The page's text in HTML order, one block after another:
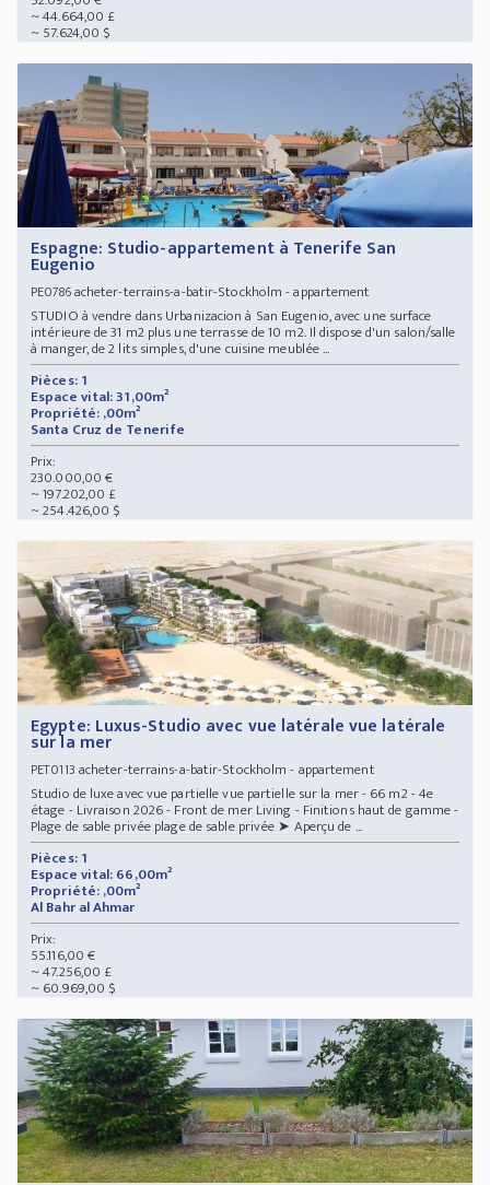
~ 44.664,00 £
~ 57.624,00 $
Espagne: Studio-appartement à Tenerife San
Eugenio
PE0786acheter-terrains-a-batir-Stockholm - appartement
STUDIO à vendre dans Urbanizacion à San Eugenio, avec une surface
intérieure de 31 m2 plus une terrasse de 10 m2. Il dispose d'un salon/salle
à manger, de 2 lits simples, d'une cuisine meublée ...
Pièces: 1
Espace vital: 31,00m²
Propriété: ,00m²
Santa Cruz de Tenerife
Prix:
230.000,00 €
~ 197.202,00 £
~ 254.426,00 $
Egypte: Luxus-Studio avec vue latérale vue latérale
sur la mer
PET0113 acheter-terrains-a-batir-Stockholm - appartement
Studio de luxe avec vue partielle vue partielle sur la mer - 66 m2 - 4e
étage - Livraison 2026 - Front de mer Living - Finitions haut de gamme -
Plage de sable privée plage de sable privée ➤ Aperçu de ...
Pièces: 1
Espace vital: 66,00m²
Propriété: ,00m²
Al Bahr al Ahmar
Prix:
55.116,00 €
~ 47.256,00 £
~ 60.969,00 $